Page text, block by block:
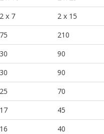
2 x 7 2 x 15
75 210
30 90
30 90
25 70
17 45
16 40